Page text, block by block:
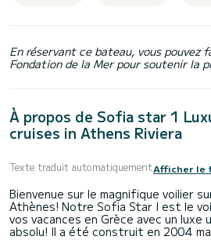
En réservant ce bateau, vous pouvez
Fondation de la Mer pour soutenir la
À propos de Sofia star 1
cruises in Athens Riviera
Texte traduit automatiquementAfficher le
Bienvenue sur le magnifique voilier
Athènes! Notre Sofia Star I est le
vos vacances en Grèce avec un
absolu! Il a été construit en 2004